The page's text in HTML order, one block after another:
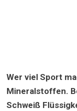
Wer viel Sport
Mineralstoffen.
Schweiß